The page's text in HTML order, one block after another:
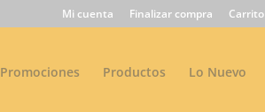
Mi cuenta Finalizar compra Carrito
Promociones Productos Lo Nuevo